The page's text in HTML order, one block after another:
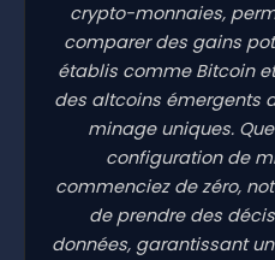
crypto-monnaies,
comparer des gains
établis comme Bitcoin
des altcoins émergents
minage uniques.
configuration de
commenciez de zéro,
de prendre des
données, garantissant